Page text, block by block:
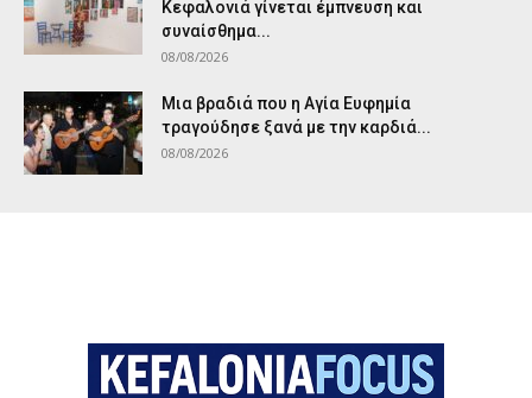
Κεφαλονιά γίνεται έμπνευση και
συναίσθημα...
08/08/2026
Μια βραδιά που η Αγία Ευφημία
τραγούδησε ξανά με την καρδιά...
08/08/2026